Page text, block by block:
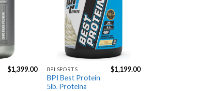
Gustavo Manrique
6 years ago
Envíos
muy rápidos excelentes
precios y atencion
Next Reviews
$1,399.00
deseos
BPI SPORTS
BPI Best Protein
5lb. Proteína
$1,199.00